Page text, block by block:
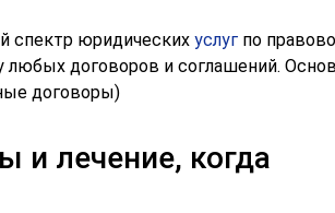
спектр юридических услуг по
договоров и соглашений.
договоры)
и лечение, когда